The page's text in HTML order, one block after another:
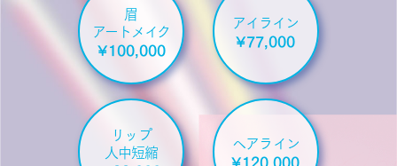
眉
アートメイク
¥100,000
アイライン
¥77,000
リップ
人中短縮
ヘアライン
¥120,000